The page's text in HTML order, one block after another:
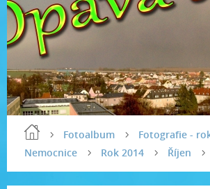
Fotoalbum
Fotografie -
Nemocnice
Rok 2014 Říjen